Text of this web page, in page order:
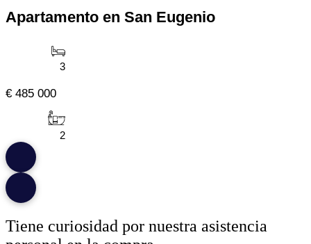
Apartamento en San Eugenio
3
€ 485 000
2
Tiene curiosidad por nuestra asistencia